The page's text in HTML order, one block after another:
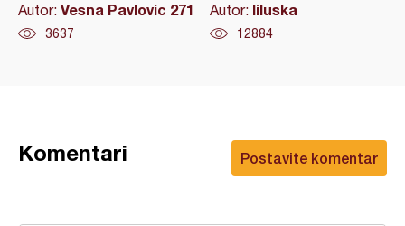
Autor: Vesna Pavlovic 271
3637
Autor: liluska
12884
Postavite komentar
Komentari